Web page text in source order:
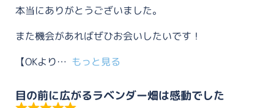
本当にありがとうございました。
また機会があればぜひお会いしたいです！
【OKより
もっと見る
目の前に広がるラベンダー畑は感動でした